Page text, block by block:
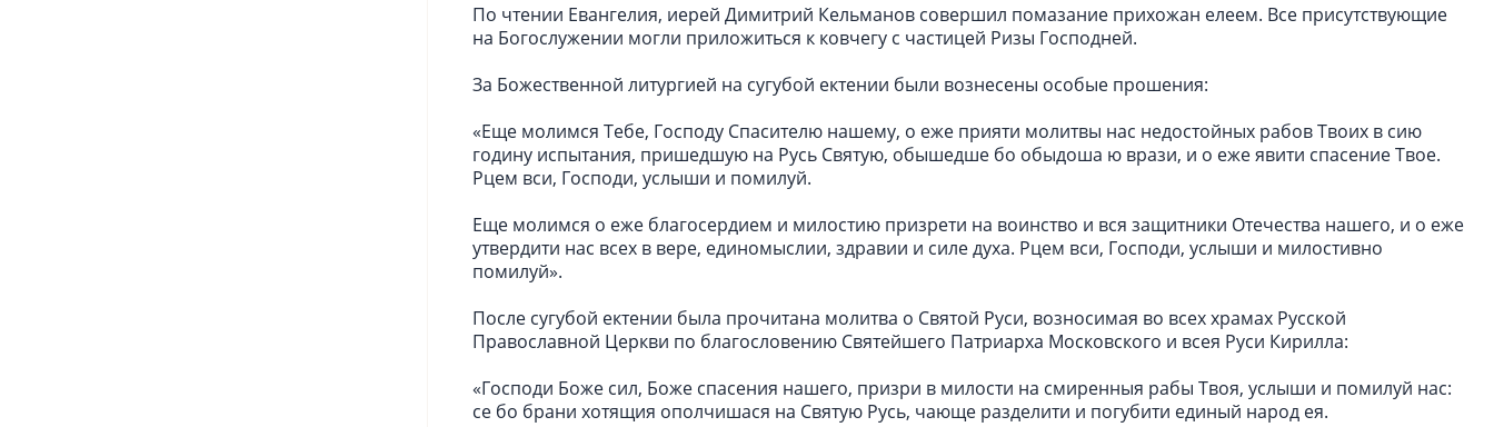
По чтении Евангелия, иерей Димитрий Кельманов совершил помазание прихожан елеем. Все присутствующие
на Богослужении могли приложиться к ковчегу с частицей Ризы Господней.
За Божественной литургией на сугубой ектении были вознесены особые прошения:
«Еще молимся Тебе, Господу Спасителю нашему, о еже прияти молитвы нас недостойных рабов Твоих в сию
годину испытания, пришедшую на Русь Святую, обышедше бо обыдоша ю врази, и о еже явити спасение Твое.
Рцем вси, Господи, услыши и помилуй.
Еще молимся о еже благосердием и милостию призрети на воинство и вся защитники Отечества нашего, и о еже
утвердити нас всех в вере, единомыслии, здравии и силе духа. Рцем вси, Господи, услыши и милостивно
помилуй».
После сугубой ектении была прочитана молитва о Святой Руси, возносимая во всех храмах Русской
Православной Церкви по благословению Святейшего Патриарха Московского и всея Руси Кирилла:
«Господи Боже сил, Боже спасения нашего, призри в милости на смиренныя рабы Твоя, услыши и помилуй нас:
се бо брани хотящия ополчишася на Святую Русь, чающе разделити и погубити единый народ ея.